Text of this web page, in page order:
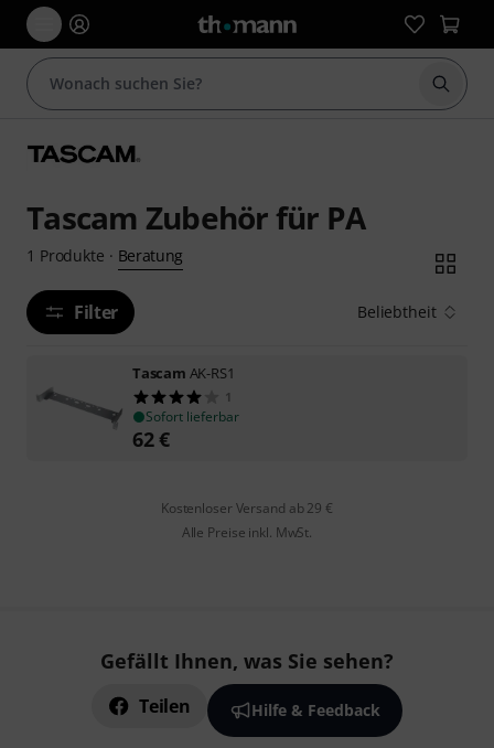
Suche
Tascam Zubehör für PA
1 Produkte · Beratung
Filter Beliebtheit
Tascam AK-RS1
1
Sofort lieferbar
62€
Kostenloser Versand ab 29 €
Alle Preise inkl. MwSt.
Gefällt Ihnen, was Sie sehen?
Teilen Hilfe & Feedback